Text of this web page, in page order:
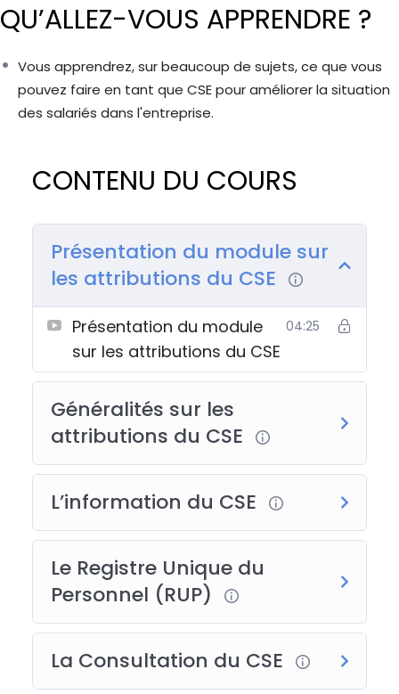
QU’ALLEZ-VOUS APPRENDRE ?
Vous apprendrez, sur beaucoup de sujets, ce que vous
pouvez faire en tant que CSE pour améliorer la situation
des salariés dans l'entreprise.
CONTENU DU COURS
Présentation du module sur
les attributions du CSE
Présentation du module
sur les attributions du CSE
04:25
Généralités sur les
attributions du CSE
L’information du CSE
Le Registre Unique du
Personnel (RUP)
La Consultation du CSE